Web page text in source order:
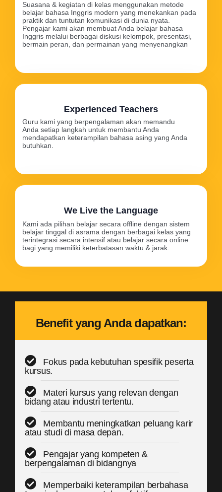
Suasana & kegiatan di kelas menggunakan metode
belajar bahasa Inggris modern yang menekankan pada
praktik dan tuntutan komunikasi di dunia nyata.
Pengajar kami akan membuat Anda belajar bahasa
Inggris melalui berbagai diskusi kelompok, presentasi,
bermain peran, dan permainan yang menyenangkan
Experienced Teachers
Guru kami yang berpengalaman akan memandu
Anda setiap langkah untuk membantu Anda
mendapatkan keterampilan bahasa asing yang Anda
butuhkan.
We Live the Language
Kami ada pilihan belajar secara offline dengan sistem
belajar tinggal di asrama dengan berbagai kelas yang
terintegrasi secara intensif atau belajar secara online
bagi yang memiliki keterbatasan waktu & jarak.
Benefit yang Anda dapatkan:
Fokus pada kebutuhan spesifik peserta
kursus.
Materi kursus yang relevan dengan
bidang atau industri tertentu.
Membantu meningkatkan peluang karir
atau studi di masa depan.
Pengajar yang kompeten &
berpengalaman di bidangnya
Memperbaiki keterampilan berbahasa